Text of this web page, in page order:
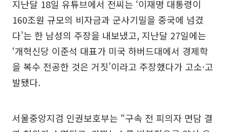
지난달 18일 유튜브에서 전씨는 ‘이재명 대통령이
160조원 규모의 비자금과 군사기밀을 중국에 넘겼
다’는 한 남성의 주장을 내보냈고, 지난달 27일에는
‘개혁신당 이준석 대표가 미국 하버드대에서 경제학
을 복수 전공한 것은 거짓’이라고 주장했다가 고소·고
발됐다.
서울중앙지검 인권보호부는 “구속 전 피의자 면담 결